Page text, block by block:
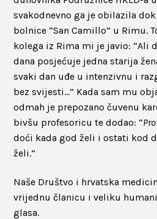
svakodnevno ga je obilazila
bolnice “San Camillo” u Rimu.
kolega iz Rima mi je javio: “Ali
dana posjećuje jedna starija
svaki dan uđe u intenzivnu i
bez svijesti…” Kada sam mu
odmah je prepozano čuvenu
bivšu profesoricu te dodao: “
doći kada god želi i ostati kod
želi.”
Naše Društvo i hrvatska
vrijednu članicu i veliku
glasa.